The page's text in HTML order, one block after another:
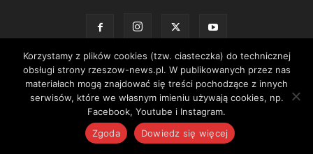
Kontakt Polityka prywatności Regulamin portalu
© NEWS Sp. z o.o. - wydawca portalu Rzeszów News. Wszystkie prawa
zastrzeżone. Tel.: 601 97 55 30
Korzystamy z plików cookies (tzw. ciasteczka) do technicznej
obsługi strony rzeszow-news.pl. W publikowanych przez nas
materiałach mogą znajdować się treści pochodzące z innych
serwisów, które we własnym imieniu używają cookies, np.
Facebook, Youtube i Instagram.
Zgoda
Dowiedz się więcej